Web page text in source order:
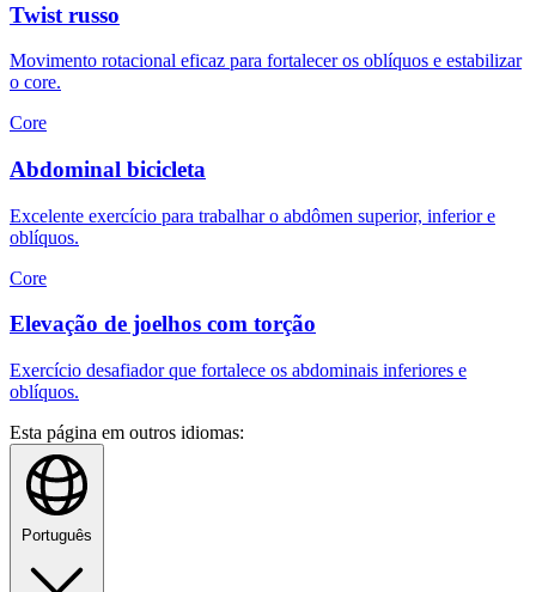
Twist russo
Movimento rotacional eficaz para fortalecer os oblíquos e estabilizar
o core.
Core
Abdominal bicicleta
Excelente exercício para trabalhar o abdômen superior, inferior e
oblíquos.
Core
Elevação de joelhos com torção
Exercício desafiador que fortalece os abdominais inferiores e
oblíquos.
Esta página em outros idiomas:
Português